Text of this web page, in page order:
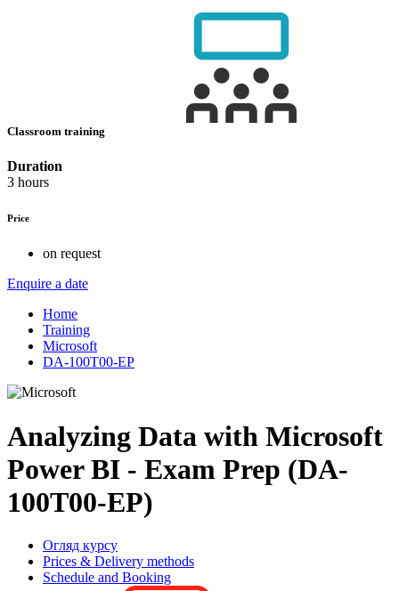
Classroom training
Duration
3 hours
Price
on request
Enquire a date
Home
Training
Microsoft
DA-100T00-EP
Analyzing Data with Microsoft
Power BI - Exam Prep (DA-
100T00-EP)
Огляд курсу
Prices & Delivery methods
Schedule and Booking